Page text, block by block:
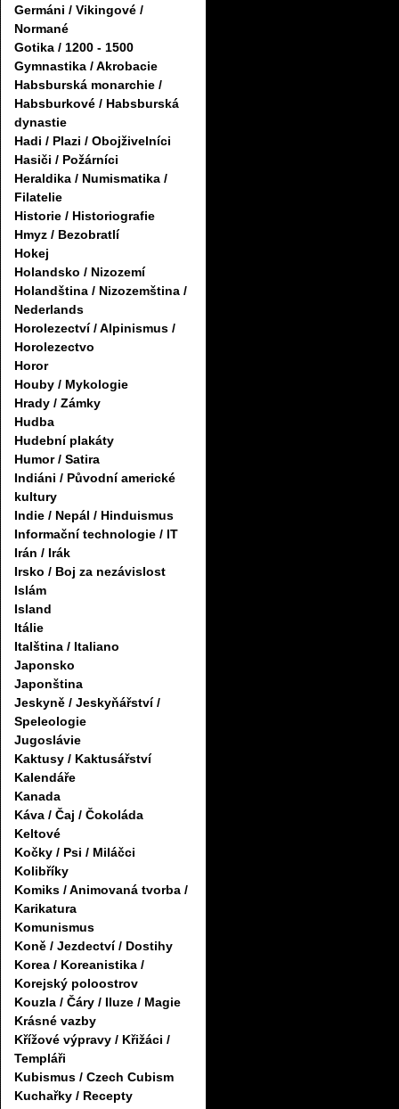
Germáni / Vikingové /
Normané
Gotika / 1200 - 1500
Gymnastika / Akrobacie
Habsburská monarchie /
Habsburkové / Habsburská
dynastie
Hadi / Plazi / Obojživelníci
Hasiči / Požárníci
Heraldika / Numismatika /
Filatelie
Historie / Historiografie
Hmyz / Bezobratlí
Hokej
Holandsko / Nizozemí
Holandština / Nizozemština /
Nederlands
Horolezectví / Alpinismus /
Horolezectvo
Horor
Houby / Mykologie
Hrady / Zámky
Hudba
Hudební plakáty
Humor / Satira
Indiáni / Původní americké
kultury
Indie / Nepál / Hinduismus
Informační technologie / IT
Irán / Irák
Irsko / Boj za nezávislost
Islám
Island
Itálie
Italština / Italiano
Japonsko
Japonština
Jeskyně / Jeskyňářství /
Speleologie
Jugoslávie
Kaktusy / Kaktusářství
Kalendáře
Kanada
Káva / Čaj / Čokoláda
Keltové
Kočky / Psi / Miláčci
Kolibříky
Komiks / Animovaná tvorba /
Karikatura
Komunismus
Koně / Jezdectví / Dostihy
Korea / Koreanistika /
Korejský poloostrov
Kouzla / Čáry / Iluze / Magie
Krásné vazby
Křížové výpravy / Křižáci /
Templáři
Kubismus / Czech Cubism
Kuchařky / Recepty